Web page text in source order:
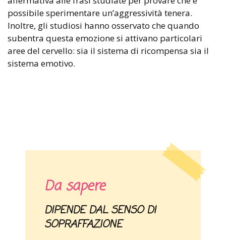
possibile sperimentare un’aggressività tenera.
Inoltre, gli studiosi hanno osservato che quando
subentra questa emozione si attivano particolari
aree del cervello: sia il sistema di ricompensa sia il
sistema emotivo.
Da sapere
DIPENDE DAL SENSO DI
SOPRAFFAZIONE